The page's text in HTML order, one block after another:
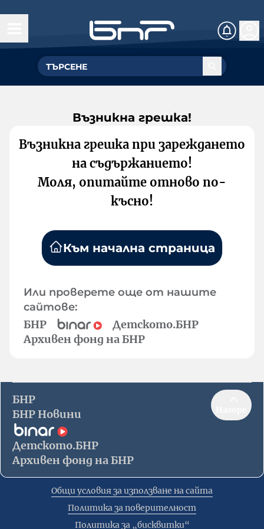
Възникна грешка!
Възникна грешка при зареждането
на съдържанието!
Моля, опитайте отново по-
късно!
Към начална страница
Или проверете още от нашите
сайтове:
БНР
Детското.БНР
Архивен фонд на БНР
БНР
БНР Новини
Детското.БНР
Архивен фонд на БНР
Общи условия за използване на сайта
Политика за поверителност
Политика за „бисквитки“